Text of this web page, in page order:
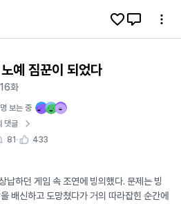
예 짐꾼이 되었다
화
명 보는 중
댓글
81 · 433
납하던 게임 속 조연에 빙의했다. 문제는 빙
배신하고 도망쳤다가 거의 따라잡힌 순간에